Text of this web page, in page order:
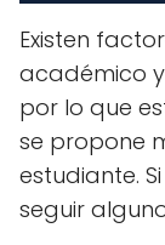
Existen
académico
por lo que
se propone
estudiante.
seguir